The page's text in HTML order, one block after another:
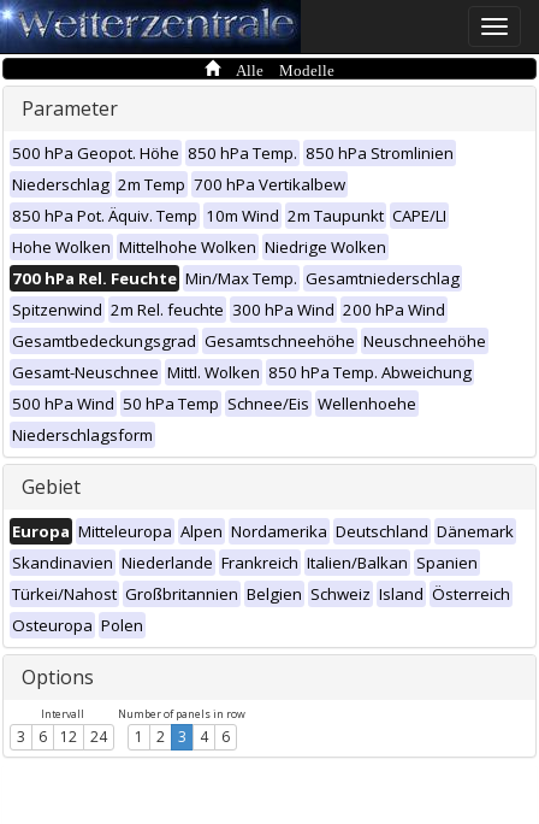
Toggle
Alle Modelle
Parameter
500 hPa Geopot. Höhe 850 hPa Temp. 850 hPa Stromlinien
Niederschlag 2m Temp 700 hPa Vertikalbew
850 hPa Pot. Äquiv. Temp 10m Wind 2m Taupunkt CAPE/LI
Hohe Wolken Mittelhohe Wolken Niedrige Wolken
700 hPa Rel. Feuchte Min/Max Temp. Gesamtniederschlag
Spitzenwind 2m Rel. feuchte 300 hPa Wind 200 hPa Wind
Gesamtbedeckungsgrad Gesamtschneehöhe Neuschneehöhe
Gesamt-Neuschnee Mittl. Wolken 850 hPa Temp. Abweichung
500 hPa Wind 50 hPa Temp Schnee/Eis Wellenhoehe
Niederschlagsform
Gebiet
Europa Mitteleuropa Alpen Nordamerika Deutschland Dänemark
Skandinavien Niederlande Frankreich Italien/Balkan Spanien
Türkei/Nahost Großbritannien Belgien Schweiz Island Österreich
Osteuropa Polen
Options
Intervall
3 6 12 24
Number of panels in row
1 2 3 4 6